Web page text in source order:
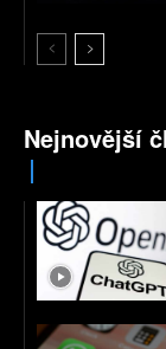
Nejnovější